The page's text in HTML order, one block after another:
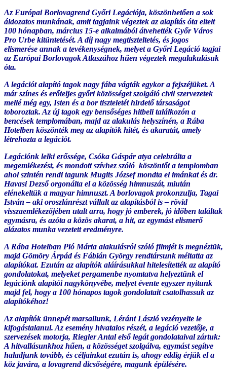
Az Európai Borlovagrend Győri Legációja, köszönhetően a sok
áldozatos munkának, amit tagjaink végeztek az alapítás óta eltelt
100 hónapban, március 15-e alkalmából átvehették Győr Város
Pro Urbe kitüntetését. A díj nagy megtiszteltetés, és jogos
elismerése annak a tevékenységnek, melyet a Győri Legáció tagjai
az Európai Borlovagok Atlaszához hűen végeztek megalakulásuk
óta.
A legációt alapító tagok nagy fába vágták egykor a fejszéjüket. A
már színes és erőteljes győri közösséget szolgáló civil szervezetek
mellé még egy, Isten és a bor tiszteletét hirdető társaságot
toboroztak. Az új tagok egy bensőséges hitbeli találkozón a
bencések templomában, majd az alakulás helyszínén, a Rába
Hotelben köszönték meg az alapítók hitét, és akaratát, amely
létrehozta a legációt.
Legációnk lelki erőssége, Csóka Gáspár atya celebrálta a
megemlékezést, és mondott szívhez szóló köszöntőt a templomban
ahol szintén rendi tagunk Mugits József mondta el imánkat és dr.
Havasi Dezső orgonálta el a közösség himnuszát, miután
elénekeltük a magyar himnuszt. A borlovagok prokonzulja, Tagai
István – aki oroszlánrészt vállalt az alapításból is – rövid
visszaemlékezőjében utalt arra, hogy jó emberek, jó időben találtak
egymásra, és azóta a közös akarat, a hit, az egymást elismerő
alázatos munka vezetett eredményre.
A Rába Hotelban Pió Márta alakulásról szóló filmjét is megnéztük,
majd Gömöry Árpád és Fábián György rendtársunk méltatta az
alapítókat. Ezután az alapítók aláírásukkal hitelesítették az alapító
gondolatokat, melyeket pergamenbe nyomtatva helyeztünk el
legációnk alapítói nagykönyvébe, melyet évente egyszer nyitunk
majd fel, hogy a 100 hónapos tagok gondolatait csatolhassuk az
alapítókéhoz!
Az alapítók ünnepét marsallunk, Léránt László vezényelte le
kifogástalanul. Az esemény hivatalos részét, a legáció vezetője, a
szervezések motorja, Riegler Antal első legát gondolataival zártuk:
A hitvallásunkhoz hűen, a közösséget szolgálva, egymást segítve
haladjunk tovább, és céljainkat ezután is, ahogy eddig érjük el a
köz javára, a lovagrend dicsőségére, magunk épülésére.